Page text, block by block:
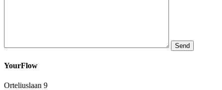
YourFlow
Orteliuslaan 9